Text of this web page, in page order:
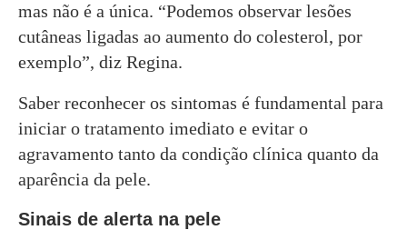
mas não é a única. “Podemos observar lesões
cutâneas ligadas ao aumento do colesterol, por
exemplo”, diz Regina.
Saber reconhecer os sintomas é fundamental para
iniciar o tratamento imediato e evitar o
agravamento tanto da condição clínica quanto da
aparência da pele.
Sinais de alerta na pele